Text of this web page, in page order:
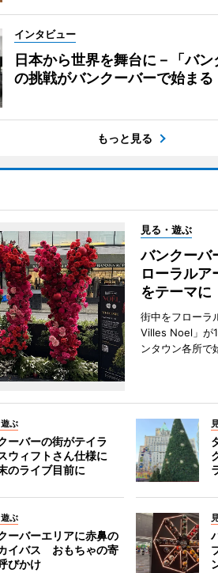
インタビュー
日本から世界を舞台に－「バン
の挑戦がバンクーバーで始まる
もっと見る
見る・遊ぶ
バンクーバ
ローラル
をテーマに
街中をフローラ
Villes Noel」が
ンタウン各所で
ぶ
ーバーの街がテイラ
ウィフトさん仕様に
のライブ目前に
ぶ
ーバーエリアに赤鼻の
イバス おもちゃの寄
びかけ